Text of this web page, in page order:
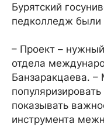
Бурятский
педколледж были
– Проект –
отдела
Банзаракцаева.
показывать
инструмента